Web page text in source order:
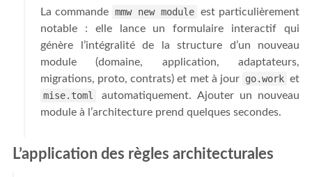
La commande mmw new module est particulièrement
notable : elle lance un formulaire interactif qui
génère l’intégralité de la structure d’un nouveau
module (domaine, application, adaptateurs,
migrations, proto, contrats) et met à jour go.work et
mise.toml
automatiquement. Ajouter un nouveau
module à l’architecture prend quelques secondes.
L’application des règles architecturales